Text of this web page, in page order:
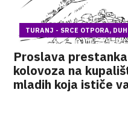
TURANJ - SRCE OTPORA,
Proslava
kolovoza na
mladih koja ističe